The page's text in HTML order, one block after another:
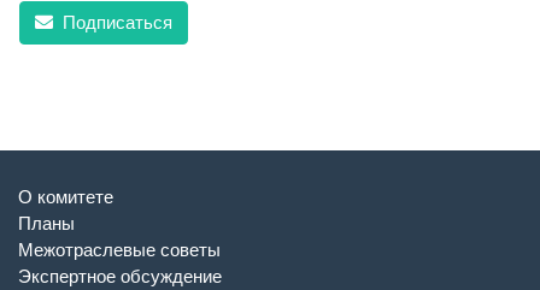
Подписаться
О комитете
Планы
Межотраслевые советы
Экспертное обсуждение